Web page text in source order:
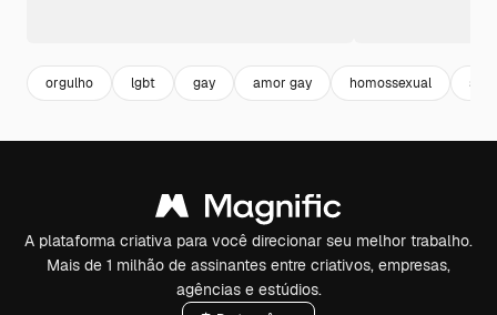
orgulho lgbt gay amor gay homossexual
A plataforma criativa para você direcionar seu melhor trabalho.
Mais de 1 milhão de assinantes entre criativos, empresas,
agências e estúdios.